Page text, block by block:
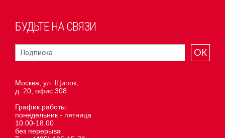
БУДЬТЕ НА СВЯЗИ
ОК
Москва, ул. Щипок,
д. 20, офис 308
График работы:
понедельник - пятница
10.00-18.00
без перерыва